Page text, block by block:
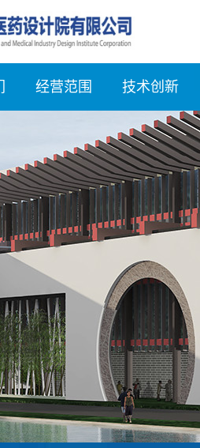
经营范围 技术创新